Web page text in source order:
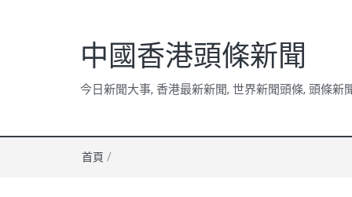
中國香港頭條新聞
今日新聞大事, 香港最新新聞, 世界新聞頭條, 頭條新
首頁 /